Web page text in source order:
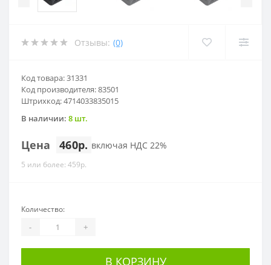
Отзывы: (0)
Код товара: 31331
Код производителя: 83501
Штрихкод: 4714033835015
В наличии: 8 шт.
Цена 460р. включая НДС 22%
5 или более: 459р.
Количество:
- +
В КОРЗИНУ